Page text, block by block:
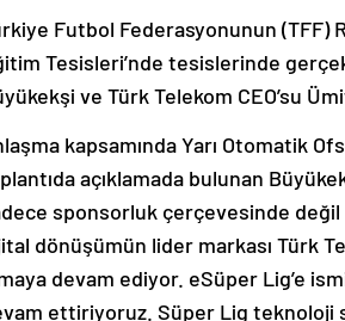
Futbol Federasyonunun (TFF)
Tesisleri’nde tesislerinde
ve Türk Telekom CEO’su
kapsamında Yarı Otomatik
açıklamada bulunan
sponsorluk çerçevesinde değil
dönüşümün lider markası Türk
devam ediyor. eSüper Lig’e
ettiriyoruz. Süper Lig teknoloji